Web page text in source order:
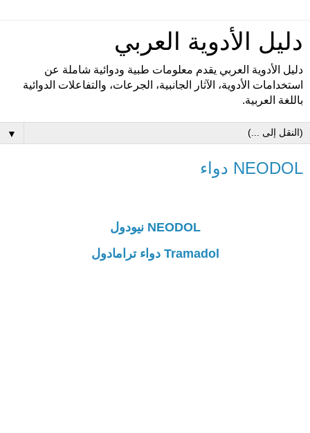
دليل الأدوية العربي
دليل الأدوية العربي يقدم معلومات طبية ودوائية شاملة عن
استخدامات الأدوية، الآثار الجانبية، الجرعات، والتفاعلات الدوائية
باللغة العربية.
▼
NEODOL دواء
NEODOL نيودول
Tramadol دواء ترامادول